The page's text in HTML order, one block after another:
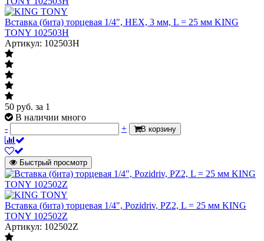
Вставка (бита) торцевая 1/4", HEX, 3 мм, L = 25 мм KING
TONY 102503H
Артикул: 102503H
50 руб. за 1
В наличии много
-
+ В корзину
Быстрый просмотр
Вставка (бита) торцевая 1/4", Pozidriv, PZ2, L = 25 мм KING
TONY 102502Z
Артикул: 102502Z